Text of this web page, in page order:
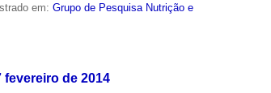
em:Grupo de Pesquisa Nutrição e
de 2014